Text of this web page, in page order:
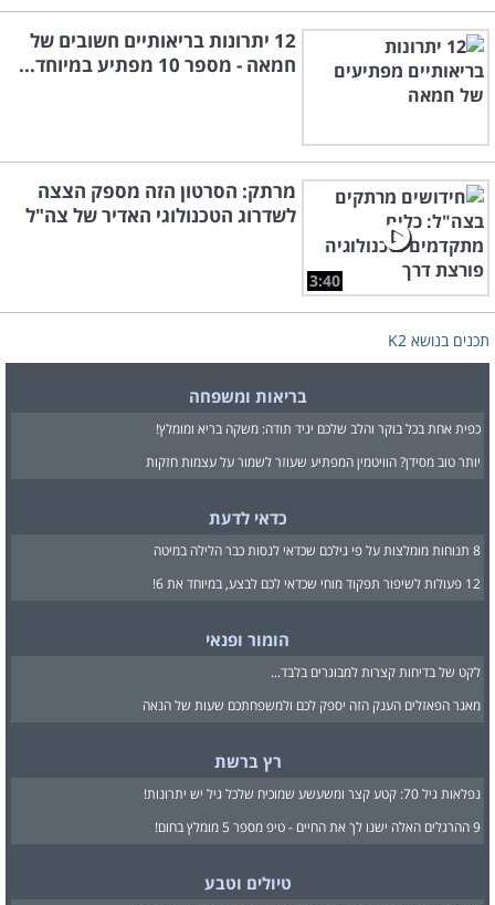
12 יתרונות בריאותיים חשובים של
חמאה - מספר 10 מפתיע במיוחד...
3:40
מרתק: הסרטון הזה מספק הצצה
לשדרוג הטכנולוגי האדיר של צה"ל
תכנים בנושא K2
בריאות ומשפחה
כפית אחת בכל בוקר והלב שלכם יגיד תודה: משקה בריא ומומלץ!
יותר טוב מסידן? הוויטמין המפתיע שעוזר לשמור על עצמות חזקות
כדאי לדעת
8 תנוחות מומלצות על פי גילכם שכדאי לנסות כבר הלילה במיטה
12 פעולות לשיפור תפקוד מוחי שכדאי לכם לבצע, במיוחד את 6!
הומור ופנאי
לקט של בדיחות קצרות למבוגרים בלבד...
מאגר הפאזלים הענק הזה יספק לכם ולמשפחתכם שעות של הנאה
רץ ברשת
נפלאות גיל 70: קטע קצר ומשעשע שמוכיח שלכל גיל יש יתרונות!
9 ההרגלים האלה ישנו לך את החיים - טיפ מספר 5 מומלץ בחום!
טיולים וטבע